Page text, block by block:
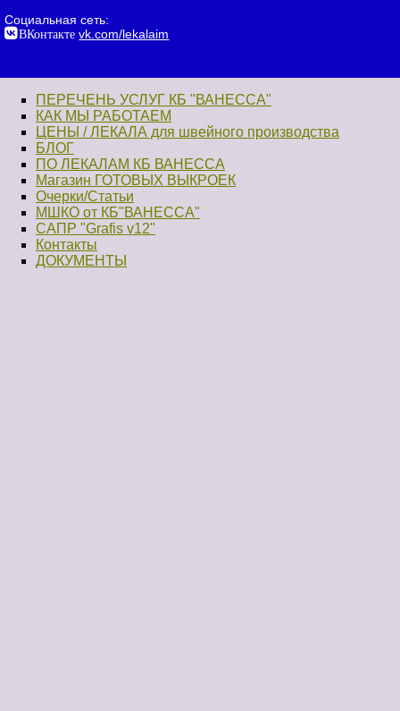
Социальная сеть:
ВКонтакте vk.com/lekalaim
ПЕРЕЧЕНЬ УСЛУГ КБ "ВАНЕССА"
КАК МЫ РАБОТАЕМ
ЦЕНЫ / ЛЕКАЛА для швейного производства
БЛОГ
ПО ЛЕКАЛАМ КБ ВАНЕССА
Магазин ГОТОВЫХ ВЫКРОЕК
Очерки/Статьи
МШКО от КБ"ВАНЕССА"
САПР "Grafis v12"
Контакты
ДОКУМЕНТЫ